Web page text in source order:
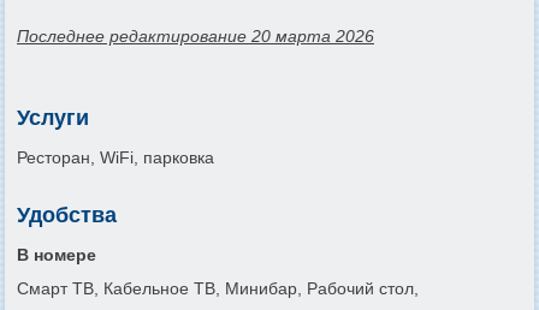
Последнее редактирование 20 марта 2026
Услуги
Ресторан, WiFi, парковка
Удобства
В номере
Смарт ТВ, Кабельное ТВ, Минибар, Рабочий стол,